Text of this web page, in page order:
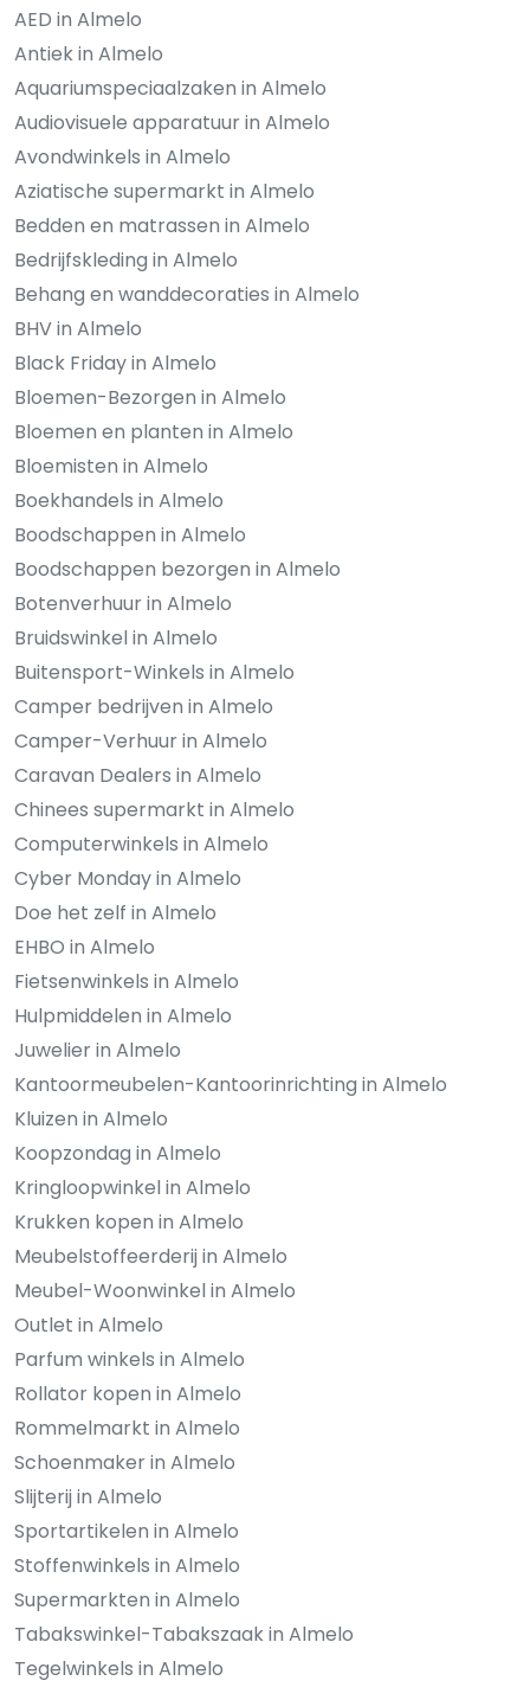
AED in Almelo
Antiek in Almelo
Aquariumspeciaalzaken in Almelo
Audiovisuele apparatuur in Almelo
Avondwinkels in Almelo
Aziatische supermarkt in Almelo
Bedden en matrassen in Almelo
Bedrijfskleding in Almelo
Behang en wanddecoraties in Almelo
BHV in Almelo
Black Friday in Almelo
Bloemen-Bezorgen in Almelo
Bloemen en planten in Almelo
Bloemisten in Almelo
Boekhandels in Almelo
Boodschappen in Almelo
Boodschappen bezorgen in Almelo
Botenverhuur in Almelo
Bruidswinkel in Almelo
Buitensport-Winkels in Almelo
Camper bedrijven in Almelo
Camper-Verhuur in Almelo
Caravan Dealers in Almelo
Chinees supermarkt in Almelo
Computerwinkels in Almelo
Cyber Monday in Almelo
Doe het zelf in Almelo
EHBO in Almelo
Fietsenwinkels in Almelo
Hulpmiddelen in Almelo
Juwelier in Almelo
Kantoormeubelen-Kantoorinrichting in Almelo
Kluizen in Almelo
Koopzondag in Almelo
Kringloopwinkel in Almelo
Krukken kopen in Almelo
Meubelstoffeerderij in Almelo
Meubel-Woonwinkel in Almelo
Outlet in Almelo
Parfum winkels in Almelo
Rollator kopen in Almelo
Rommelmarkt in Almelo
Schoenmaker in Almelo
Slijterij in Almelo
Sportartikelen in Almelo
Stoffenwinkels in Almelo
Supermarkten in Almelo
Tabakswinkel-Tabakszaak in Almelo
Tegelwinkels in Almelo